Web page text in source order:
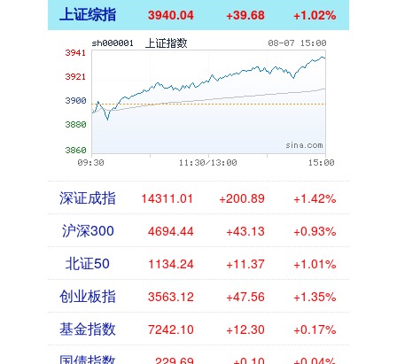
上证综指 3940.04 +39.68 +1.02%
深证成指 14311.01 +200.89 +1.42%
沪深300 4694.44 +43.13 +0.93%
北证50 1134.24 +11.37 +1.01%
创业板指 3563.12 +47.56 +1.35%
基金指数 7242.10 +12.30 +0.17%